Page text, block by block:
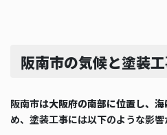
阪南市の気候と塗装
阪南市は大阪府の南部に位置し、
め、塗装工事には以下のような影響